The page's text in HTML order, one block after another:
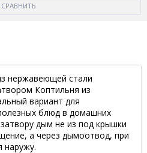
СРАВНИТЬ
нержавеющей стали
Коптильня из
вариант для
блюд в домашних
дым не из под крышки
а через дымоотвод, при
наружу.